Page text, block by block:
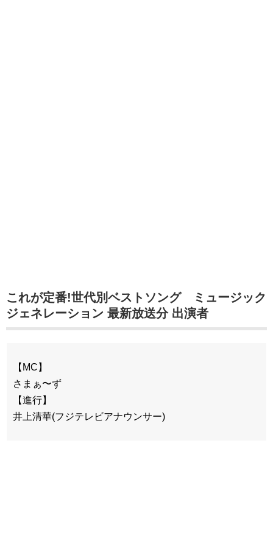
これが定番!世代別ベストソング ミュージック
ジェネレーション 最新放送分 出演者
【MC】
さまぁ〜ず
【進行】
井上清華(フジテレビアナウンサー)